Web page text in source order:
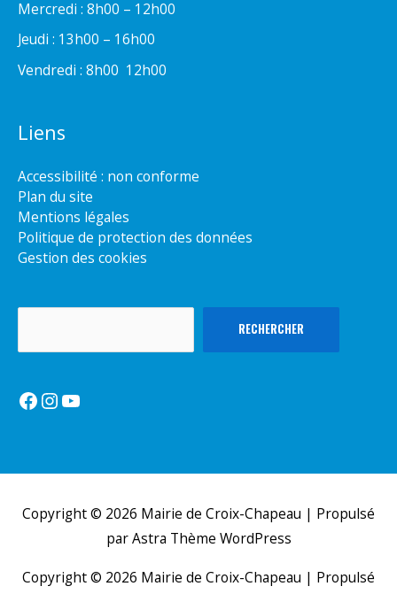
Mercredi : 8h00 – 12h00
Jeudi : 13h00 – 16h00
Vendredi : 8h00  12h00
Liens
Accessibilité : non conforme
Plan du site
Mentions légales
Politique de protection des données
Gestion des cookies
RECHERCHER
Facebook
Instagram
YouTube
Copyright © 2026 Mairie de Croix-Chapeau | Propulsé
parAstra Thème WordPress
Copyright © 2026 Mairie de Croix-Chapeau | Propulsé